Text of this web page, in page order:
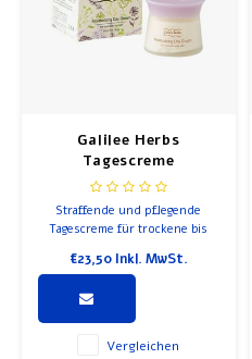
Frühstück und Mittagessen
Backen und KochenGalilee Herbs
Tagescreme
Straffende und pflegende
Tagescreme für trockene bis
€23,50Inkl. MwSt.
Vergleichen